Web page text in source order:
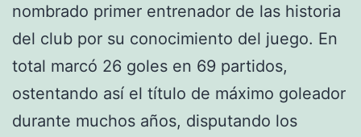
nombrado primer entrenador de las historia
del club por su conocimiento del juego. En
total marcó 26 goles en 69 partidos,
ostentando así el título de máximo goleador
durante muchos años, disputando los